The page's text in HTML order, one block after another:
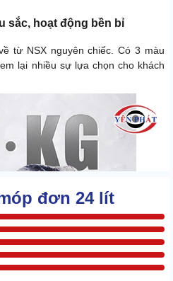
sắc, hoạt động bền bỉ
từ NSX nguyên chiếc. Có 3 màu
lại nhiều sự lựa chọn cho khách
đơn 24 lít